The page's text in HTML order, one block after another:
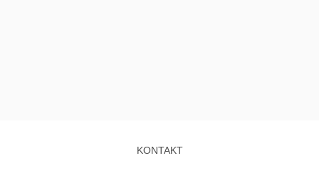
KONTAKT